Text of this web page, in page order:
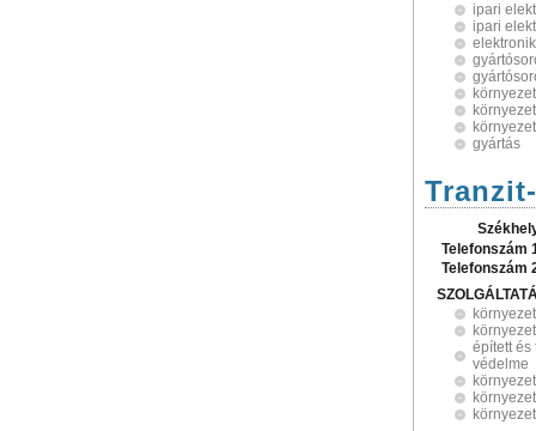
ipari
ipari
gyártás
Telefonszám
Telefonszám
épített és
védelme